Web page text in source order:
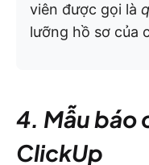
viên được gọi là
lưỡng hồ sơ của
4. Mẫu báo
ClickUp